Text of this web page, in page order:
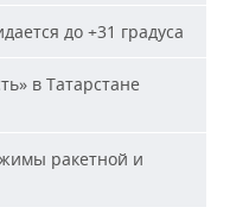
до +31 градуса
в Татарстане
ракетной и